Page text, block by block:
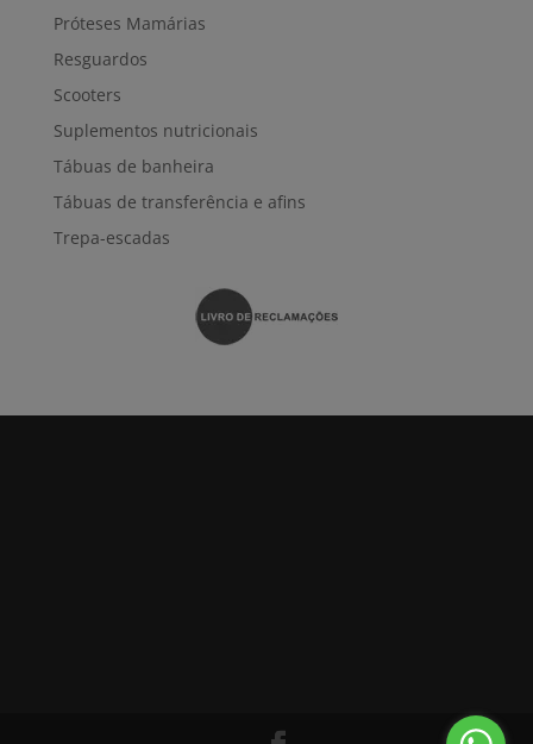
Próteses Mamárias
Resguardos
Scooters
Suplementos nutricionais
Tábuas de banheira
Tábuas de transferência e afins
Trepa-escadas